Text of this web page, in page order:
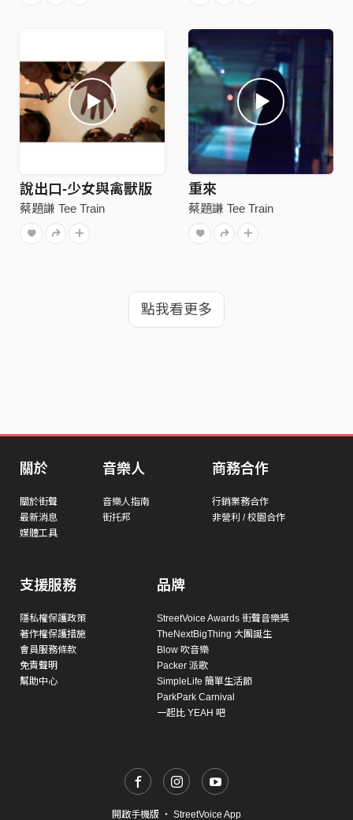
說出口-少女與禽獸版
蔡題謙 Tee Train
重來
蔡題謙 Tee Train
點我看更多
關於
關於街聲
最新消息
媒體工具
音樂人
音樂人指南
街托邦
商務合作
行銷業務合作
非營利 / 校園合作
支援服務
隱私權保護政策
著作權保護措施
會員服務條款
免責聲明
幫助中心
品牌
StreetVoice Awards 街聲音樂獎
TheNextBigThing 大團誕生
Blow 吹音樂
Packer 派歌
SimpleLife 簡單生活節
ParkPark Carnival
一起比 YEAH 吧
開啟手機版 ・ StreetVoice App